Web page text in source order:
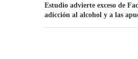
Estudio advierte exceso de
adicción al alcohol y a las